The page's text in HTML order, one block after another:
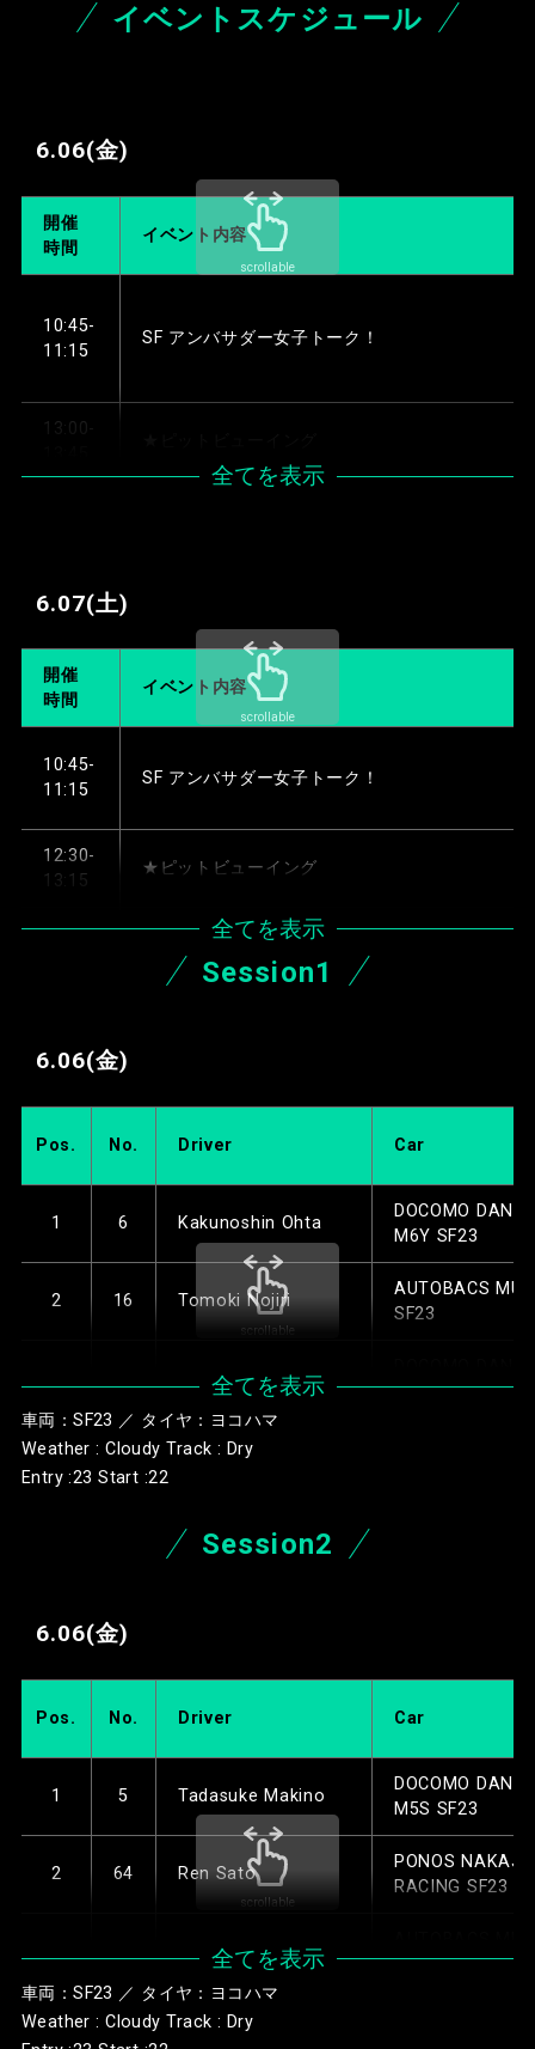
イベントスケジュール
6.06(金)
開催
時間
イベント内容
10:45-
11:15
SF アンバサダー女子トーク！
13:00-
scrollable
全てを表示
6.07(土)
開催
時間
イベント内容
10:45-
11:15
SF アンバサダー女子トーク！
12:30-
13:15
★ピットビューイング
メディアミックスゾーン見学
scrollable
全てを表示
Session1
6.06(金)
Pos. No. Driver Car
1 6 Kakunoshin Ohta
DOCOMO
M6Y SF23
2 16 Tomoki Nojiri
AUTOBACS
SF23
Tadasuke Makino
M5S SF23
4 4 Zak O’Sullivan
Nirei Fukuzumi
Kids com KCMG
VANTELIN
SF23
Kazuto Kotaka
KDDI TGMGP
SF23
11 39 Toshiki Oyu
scrollable
全てを表示
車両：SF23 ／ タイヤ：ヨコハマ
Weather : Cloudy Track : Dry
Entry :23 Start :22
Session2
6.06(金)
Pos. No. Driver Car
1 5 Tadasuke Makino
DOCOMO
M5S SF23
2 64 Ren Sato
PONOS
RACING SF23
Tomoki Nojiri
SF23
4 3 Kenta Yamashita
scrollable
全てを表示
車両：SF23 ／ タイヤ：ヨコハマ
Weather : Cloudy Track : Dry